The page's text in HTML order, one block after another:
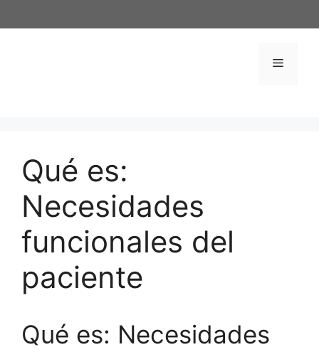
al
Menú
Qué es:
Necesidades
funcionales del
paciente
Qué es: Necesidades